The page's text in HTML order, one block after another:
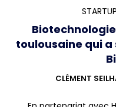
toulousaine qui a
CLÉMENT